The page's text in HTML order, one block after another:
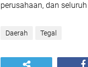
perusahaan, dan
Daerah Tegal